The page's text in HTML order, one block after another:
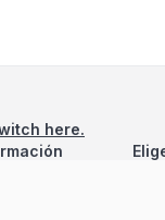
here.